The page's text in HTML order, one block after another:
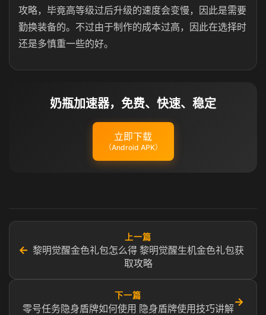
攻略，毕竟高等级过后升级的速度会变慢，因此是需要
勤换装备的。不过由于制作的成本过高，因此在选择时
还是多慎重一些的好。
奶瓶加速器，免费、快速、稳定
立即下载
（Android APK）
←
上一篇
黎明觉醒金色礼包怎么得 黎明觉醒生机金色礼包获
取攻略
下一篇
零号任务隐身盾牌如何使用 隐身盾牌使用技巧讲解
→